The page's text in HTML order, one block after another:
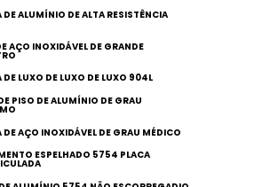
DE ALUMÍNIO DE ALTA RESISTÊNCIA
AÇO INOXIDÁVEL DE GRANDE
DE LUXO DE LUXO DE LUXO 904L
PISO DE ALUMÍNIO DE GRAU
DE AÇO INOXIDÁVEL DE GRAU MÉDICO
ESPELHADO 5754 PLACA